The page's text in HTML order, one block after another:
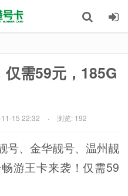
需59元，185G
15 22:32 · 浏览: 192
号、金华靓号、温州靓
游王卡来袭！仅需59